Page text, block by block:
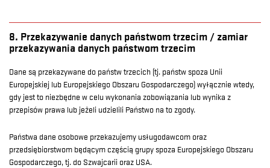
8. Przekazywanie danych państwom trzecim / zamiar
przekazywania danych państwom trzecim
Dane są przekazywane do państw trzecich (tj. państw spoza Unii
Europejskiej lub Europejskiego Obszaru Gospodarczego) wyłącznie wtedy,
gdy jest to niezbędne w celu wykonania zobowiązania lub wynika z
przepisów prawa lub jeżeli udzielili Państwo na to zgody.
Państwa dane osobowe przekazujemy usługodawcom oraz
przedsiębiorstwom będącym częścią grupy spoza Europejskiego Obszaru
Gospodarczego, tj. do Szwajcarii oraz USA.